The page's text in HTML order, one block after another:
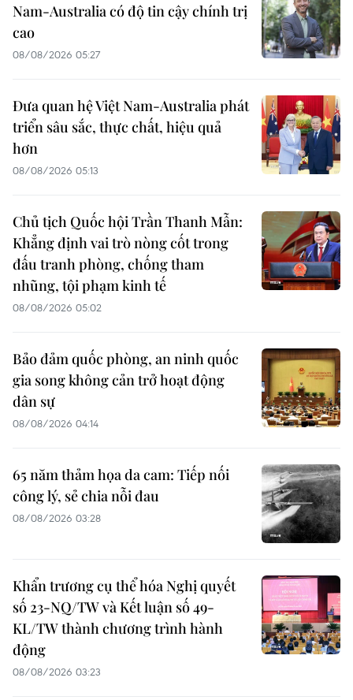
Nam-Australia có độ tin cậy chính trị
cao
08/08/2026 05:27
Đưa quan hệ Việt Nam-Australia phát
triển sâu sắc, thực chất, hiệu quả
hơn
08/08/2026 05:13
Chủ tịch Quốc hội Trần Thanh Mẫn:
Khẳng định vai trò nòng cốt trong
đấu tranh phòng, chống tham
nhũng, tội phạm kinh tế
08/08/2026 05:02
Bảo đảm quốc phòng, an ninh quốc
gia song không cản trở hoạt động
dân sự
08/08/2026 04:14
65 năm thảm họa da cam: Tiếp nối
công lý, sẻ chia nỗi đau
08/08/2026 03:28
Khẩn trương cụ thể hóa Nghị quyết
số 23-NQ/TW và Kết luận số 49-
KL/TW thành chương trình hành
động
08/08/2026 03:23